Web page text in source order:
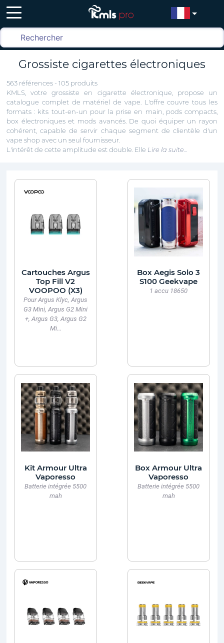
Grossiste cigarettes électroniques
563 références - 105 produits
KMLS, votre grossiste en cigarette électronique, propose un
catalogue complet de matériel de vape. L'offre couvre tous les
formats : kits tout-en-un pour la prise en main, pods compacts,
box électroniques et mods avancés. De quoi équiper un rayon
cohérent, capable de servir chaque segment de clientèle d'un
vape shop avec un seul fournisseur.
L'intérêt de cette amplitude est double. Elle Lire la suite...
Cartouches Argus
Top Fill V2
VOOPOO (X3)
Pour Argus Klyc, Argus
G3 Mini, Argus G2 Mini
+, Argus G3, Argus G2
Mi...
Box Aegis Solo 3
S100 Geekvape
1 accu 18650
Kit Armour Ultra
Vaporesso
Batterie intégrée 5500
mah
Box Armour Ultra
Vaporesso
Batterie intégrée 5500
mah